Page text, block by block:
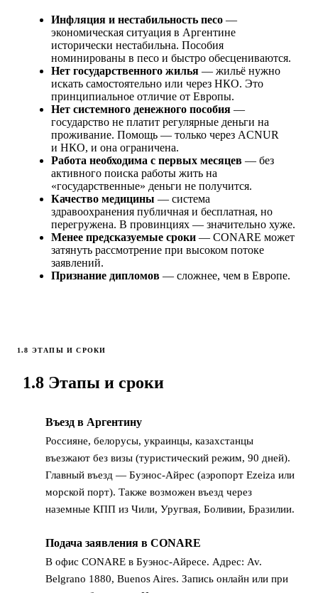
Инфляция и нестабильность песо —
экономическая ситуация в Аргентине
исторически нестабильна. Пособия
номинированы в песо и быстро обесцениваются.
Нет государственного жилья — жильё нужно
искать самостоятельно или через НКО. Это
принципиальное отличие от Европы.
Нет системного денежного пособия —
государство не платит регулярные деньги на
проживание. Помощь — только через ACNUR
и НКО, и она ограничена.
Работа необходима с первых месяцев — без
активного поиска работы жить на
«государственные» деньги не получится.
Качество медицины — система
здравоохранения публичная и бесплатная, но
перегружена. В провинциях — значительно хуже.
Менее предсказуемые сроки — CONARE может
затянуть рассмотрение при высоком потоке
заявлений.
Признание дипломов — сложнее, чем в Европе.
1.8 ЭТАПЫ И СРОКИ
1.8 Этапы и сроки
Въезд в Аргентину
Россияне, белорусы, украинцы, казахстанцы
въезжают без визы (туристический режим, 90 дней).
Главный въезд — Буэнос-Айрес (аэропорт Ezeiza или
морской порт). Также возможен въезд через
наземные КПП из Чили, Уругвая, Боливии, Бразилии.
Подача заявления в CONARE
В офис CONARE в Буэнос-Айресе. Адрес: Av.
Belgrano 1880, Buenos Aires. Запись онлайн или при